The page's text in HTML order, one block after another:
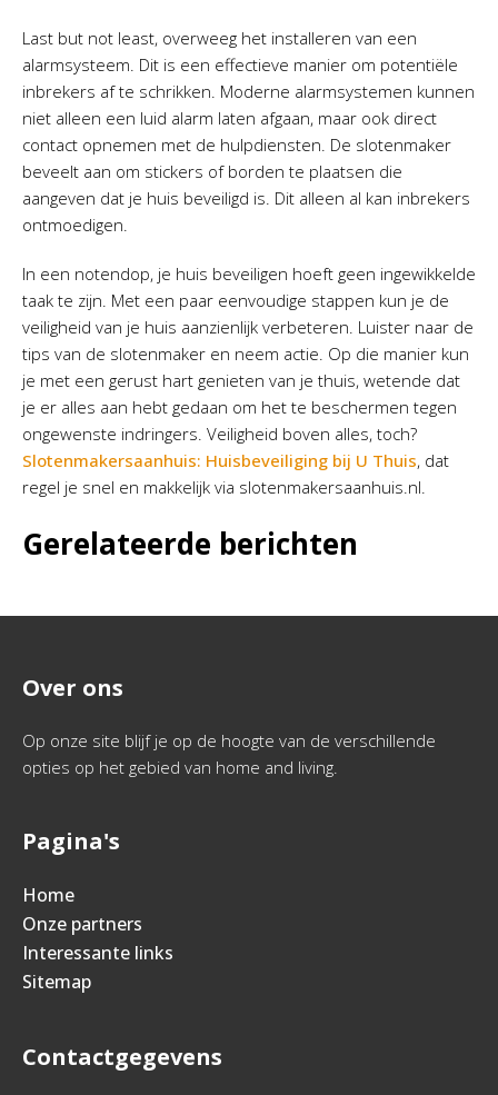
Last but not least, overweeg het installeren van een
alarmsysteem. Dit is een effectieve manier om potentiële
inbrekers af te schrikken. Moderne alarmsystemen kunnen
niet alleen een luid alarm laten afgaan, maar ook direct
contact opnemen met de hulpdiensten. De slotenmaker
beveelt aan om stickers of borden te plaatsen die
aangeven dat je huis beveiligd is. Dit alleen al kan inbrekers
ontmoedigen.
In een notendop, je huis beveiligen hoeft geen ingewikkelde
taak te zijn. Met een paar eenvoudige stappen kun je de
veiligheid van je huis aanzienlijk verbeteren. Luister naar de
tips van de slotenmaker en neem actie. Op die manier kun
je met een gerust hart genieten van je thuis, wetende dat
je er alles aan hebt gedaan om het te beschermen tegen
ongewenste indringers. Veiligheid boven alles, toch?
Slotenmakersaanhuis: Huisbeveiliging bij U Thuis, dat
regel je snel en makkelijk via slotenmakersaanhuis.nl.
Gerelateerde berichten
Over ons
Op onze site blijf je op de hoogte van de verschillende
opties op het gebied van home and living.
Pagina's
Home
Onze partners
Interessante links
Sitemap
Contactgegevens